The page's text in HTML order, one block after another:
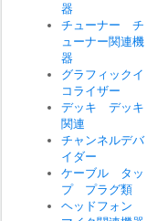
器
チューナー チ
ューナー関連機
器
グラフィックイ
コライザー
デッキ デッキ
関連
チャンネルデバ
イダー
ケーブル タッ
プ プラグ類
ヘッドフォン